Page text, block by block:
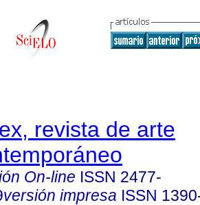
revista de arte
On-line ISSN 2477-
versión impresa ISSN